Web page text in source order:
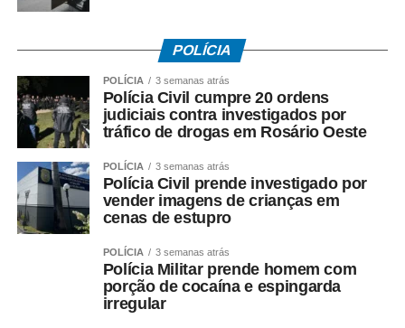
WhatsApp
Facebook
POLÍCIA
POLÍCIA 3 semanas atrás
Polícia Civil cumpre 20 ordens
judiciais contra investigados por
tráfico de drogas em Rosário Oeste
POLÍCIA 3 semanas atrás
Polícia Civil prende investigado por
vender imagens de crianças em
cenas de estupro
POLÍCIA 3 semanas atrás
Polícia Militar prende homem com
porção de cocaína e espingarda
irregular